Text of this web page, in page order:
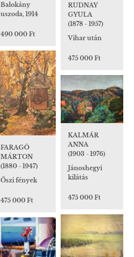
Balokány
uszoda, 1914
490 000 Ft
RUDNAY
GYULA
(1878 - 1957)
Vihar után
475 000 Ft
FARAGÓ
MÁRTON
(1880 - 1947)
Őszi fények
475 000 Ft
KALMÁR
ANNA
(1903 - 1976)
Jánoshegyi
kilátás
475 000 Ft